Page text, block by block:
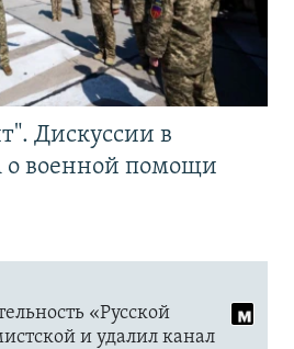
Дискуссии в
о военной помощи